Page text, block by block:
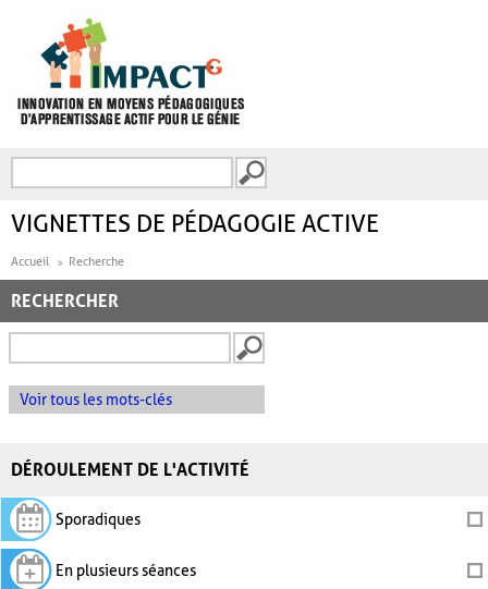
FORMULAIRE DE
VIGNETTES DE PÉDAGOGIE ACTIVE
Accueil Recherche
RECHERCHER
Voir tous les mots-clés
DÉROULEMENT DE L'ACTIVITÉ
Sporadiques
En plusieurs séances